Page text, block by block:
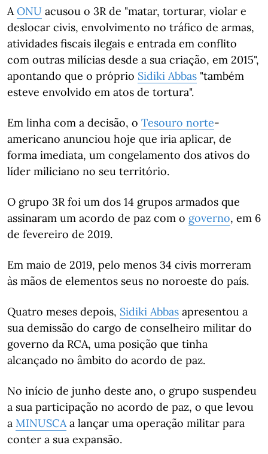
AONU acusou o 3R de "matar, torturar, violar e
deslocar civis, envolvimento no tráfico de armas,
atividades fiscais ilegais e entrada em conflito
com outras milícias desde a sua criação, em 2015",
apontando que o próprio Sidiki Abbas "também
esteve envolvido em atos de tortura".
Em linha com a decisão, o Tesouro norte-
americano anunciou hoje que iria aplicar, de
forma imediata, um congelamento dos ativos do
líder miliciano no seu território.
O grupo 3R foi um dos 14 grupos armados que
assinaram um acordo de paz com o governo, em 6
de fevereiro de 2019.
Em maio de 2019, pelo menos 34 civis morreram
às mãos de elementos seus no noroeste do país.
Quatro meses depois, Sidiki Abbas apresentou a
sua demissão do cargo de conselheiro militar do
governo da RCA, uma posição que tinha
alcançado no âmbito do acordo de paz.
No início de junho deste ano, o grupo suspendeu
a sua participação no acordo de paz, o que levou
a MINUSCAa lançar uma operação militar para
conter a sua expansão.